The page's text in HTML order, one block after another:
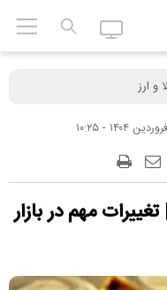
و ارز
مهم در بازار